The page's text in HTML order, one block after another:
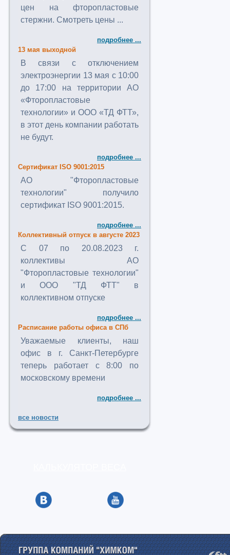
цен на фторопластовые
стержни. Смотреть цены ...
подробнее ...
13 мая выходной
В связи с отключением
электроэнергии 13 мая с 10:00
до 17:00 на территории АО
«Фторопластовые
технологии» и ООО «ТД ФТТ»,
в этот день компании работать
не будут.
подробнее ...
Сертификат ISO 9001:2015
АО "Фторопластовые
технологии" получило
сертификат ISO 9001:2015.
подробнее ...
Коллективный отпуск в августе 2023
C 07 по 20.08.2023 г.
коллективы АО
"Фторопластовые технологии"
и ООО "ТД ФТТ" в
коллективном отпуске
подробнее ...
Расписание работы офиса в СПб
Уважаемые клиенты, наш
офис в г. Санкт-Петербурге
теперь работает с 8:00 по
московскому времени
подробнее ...
все новости